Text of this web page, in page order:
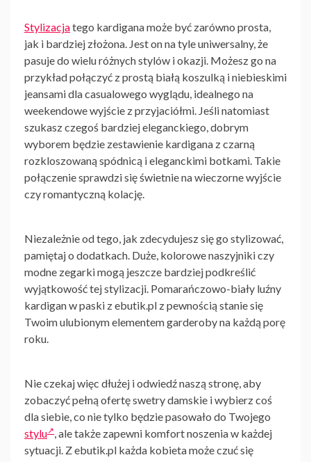
Stylizacjatego kardigana może być zarówno prosta,
jak i bardziej złożona. Jest on na tyle uniwersalny, że
pasuje do wielu różnych stylów i okazji. Możesz go na
przykład połączyć z prostą białą koszulką i niebieskimi
jeansami dla casualowego wyglądu, idealnego na
weekendowe wyjście z przyjaciółmi. Jeśli natomiast
szukasz czegoś bardziej eleganckiego, dobrym
wyborem będzie zestawienie kardigana z czarną
rozkloszowaną spódnicą i eleganckimi botkami. Takie
połączenie sprawdzi się świetnie na wieczorne wyjście
czy romantyczną kolację.
Niezależnie od tego, jak zdecydujesz się go stylizować,
pamiętaj o dodatkach. Duże, kolorowe naszyjniki czy
modne zegarki mogą jeszcze bardziej podkreślić
wyjątkowość tej stylizacji. Pomarańczowo-biały luźny
kardigan w paski z ebutik.pl z pewnością stanie się
Twoim ulubionym elementem garderoby na każdą porę
roku.
Nie czekaj więc dłużej i odwiedź naszą stronę, aby
zobaczyć pełną ofertęswetry damskie i wybierz coś
dla siebie, co nie tylko będzie pasowało do Twojego
stylu , ale także zapewni komfort noszenia w każdej
sytuacji. Z ebutik.pl każda kobieta może czuć się